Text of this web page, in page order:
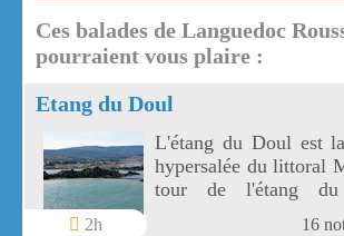
Ces balades de Languedoc
pourraient vous plaire :
Etang du Doul
2h
L'étang du Doul est
hypersalée du littoral
tour de l'étang
facilement en 1 heure
16